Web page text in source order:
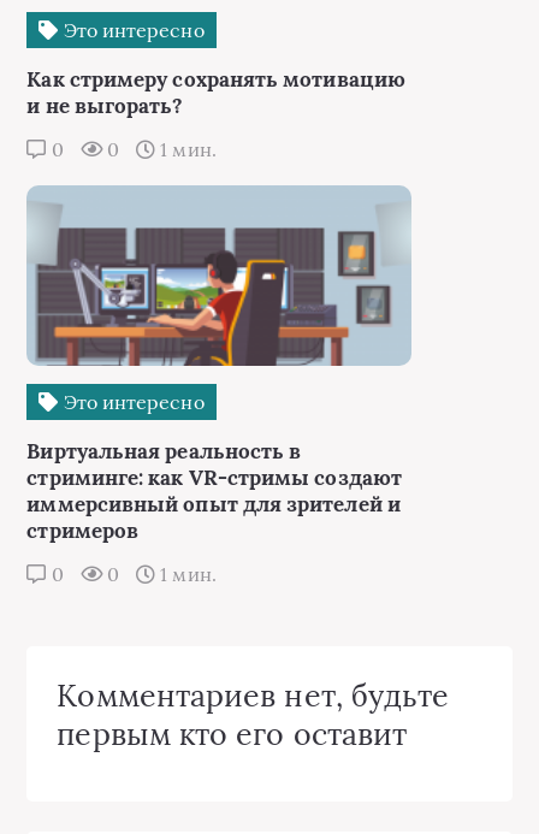
Это интересно
Как стримеру сохранять мотивацию
и не выгорать?
0 0 1 мин.
Это интересно
Виртуальная реальность в
стриминге: как VR-стримы создают
иммерсивный опыт для зрителей и
стримеров
0 0 1 мин.
Комментариев нет, будьте
первым кто его оставит